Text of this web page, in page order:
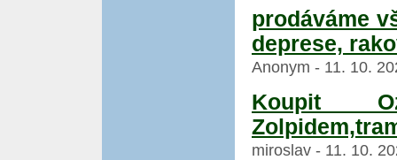
prodáváme
deprese,
Anonym - 11. 10.
Koupit
miroslav - 11. 10.